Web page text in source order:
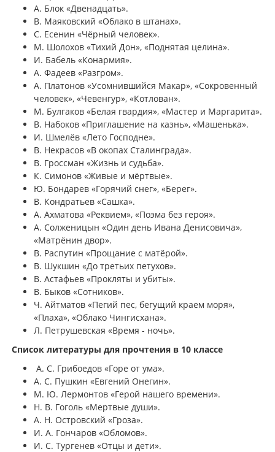
А. Блок «Двенадцать».
В. Маяковский «Облако в штанах».
С. Есенин «Чёрный человек».
М. Шолохов «Тихий Дон», «Поднятая целина».
И. Бабель «Конармия».
А. Фадеев «Разгром».
А. Платонов «Усомнившийся Макар», «Сокровенный
человек», «Чевенгур», «Котлован».
М. Булгаков «Белая гвардия», «Мастер и Маргарита».
В. Набоков «Приглашение на казнь», «Машенька».
И. Шмелёв «Лето Господне».
В. Некрасов «В окопах Сталинграда».
В. Гроссман «Жизнь и судьба».
К. Симонов «Живые и мёртвые».
Ю. Бондарев «Горячий снег», «Берег».
В. Кондратьев «Сашка».
А. Ахматова «Реквием», «Поэма без героя».
А. Солженицын «Один день Ивана Денисовича»,
«Матрёнин двор».
В. Распутин «Прощание с матёрой».
В. Шукшин «До третьих петухов».
В. Астафьев «Прокляты и убиты».
В. Быков «Сотников».
Ч. Айтматов «Пегий пес, бегущий краем моря»,
«Плаха», «Облако Чингисхана».
Л. Петрушевская «Время - ночь».
Список литературы для прочтения в 10 классе
А. С. Грибоедов «Горе от ума».
А. С. Пушкин «Евгений Онегин».
М. Ю. Лермонтов «Герой нашего времени».
Н. В. Гоголь «Мертвые души».
А. Н. Островский «Гроза».
И. А. Гончаров «Обломов».
И. С. Тургенев «Отцы и дети».